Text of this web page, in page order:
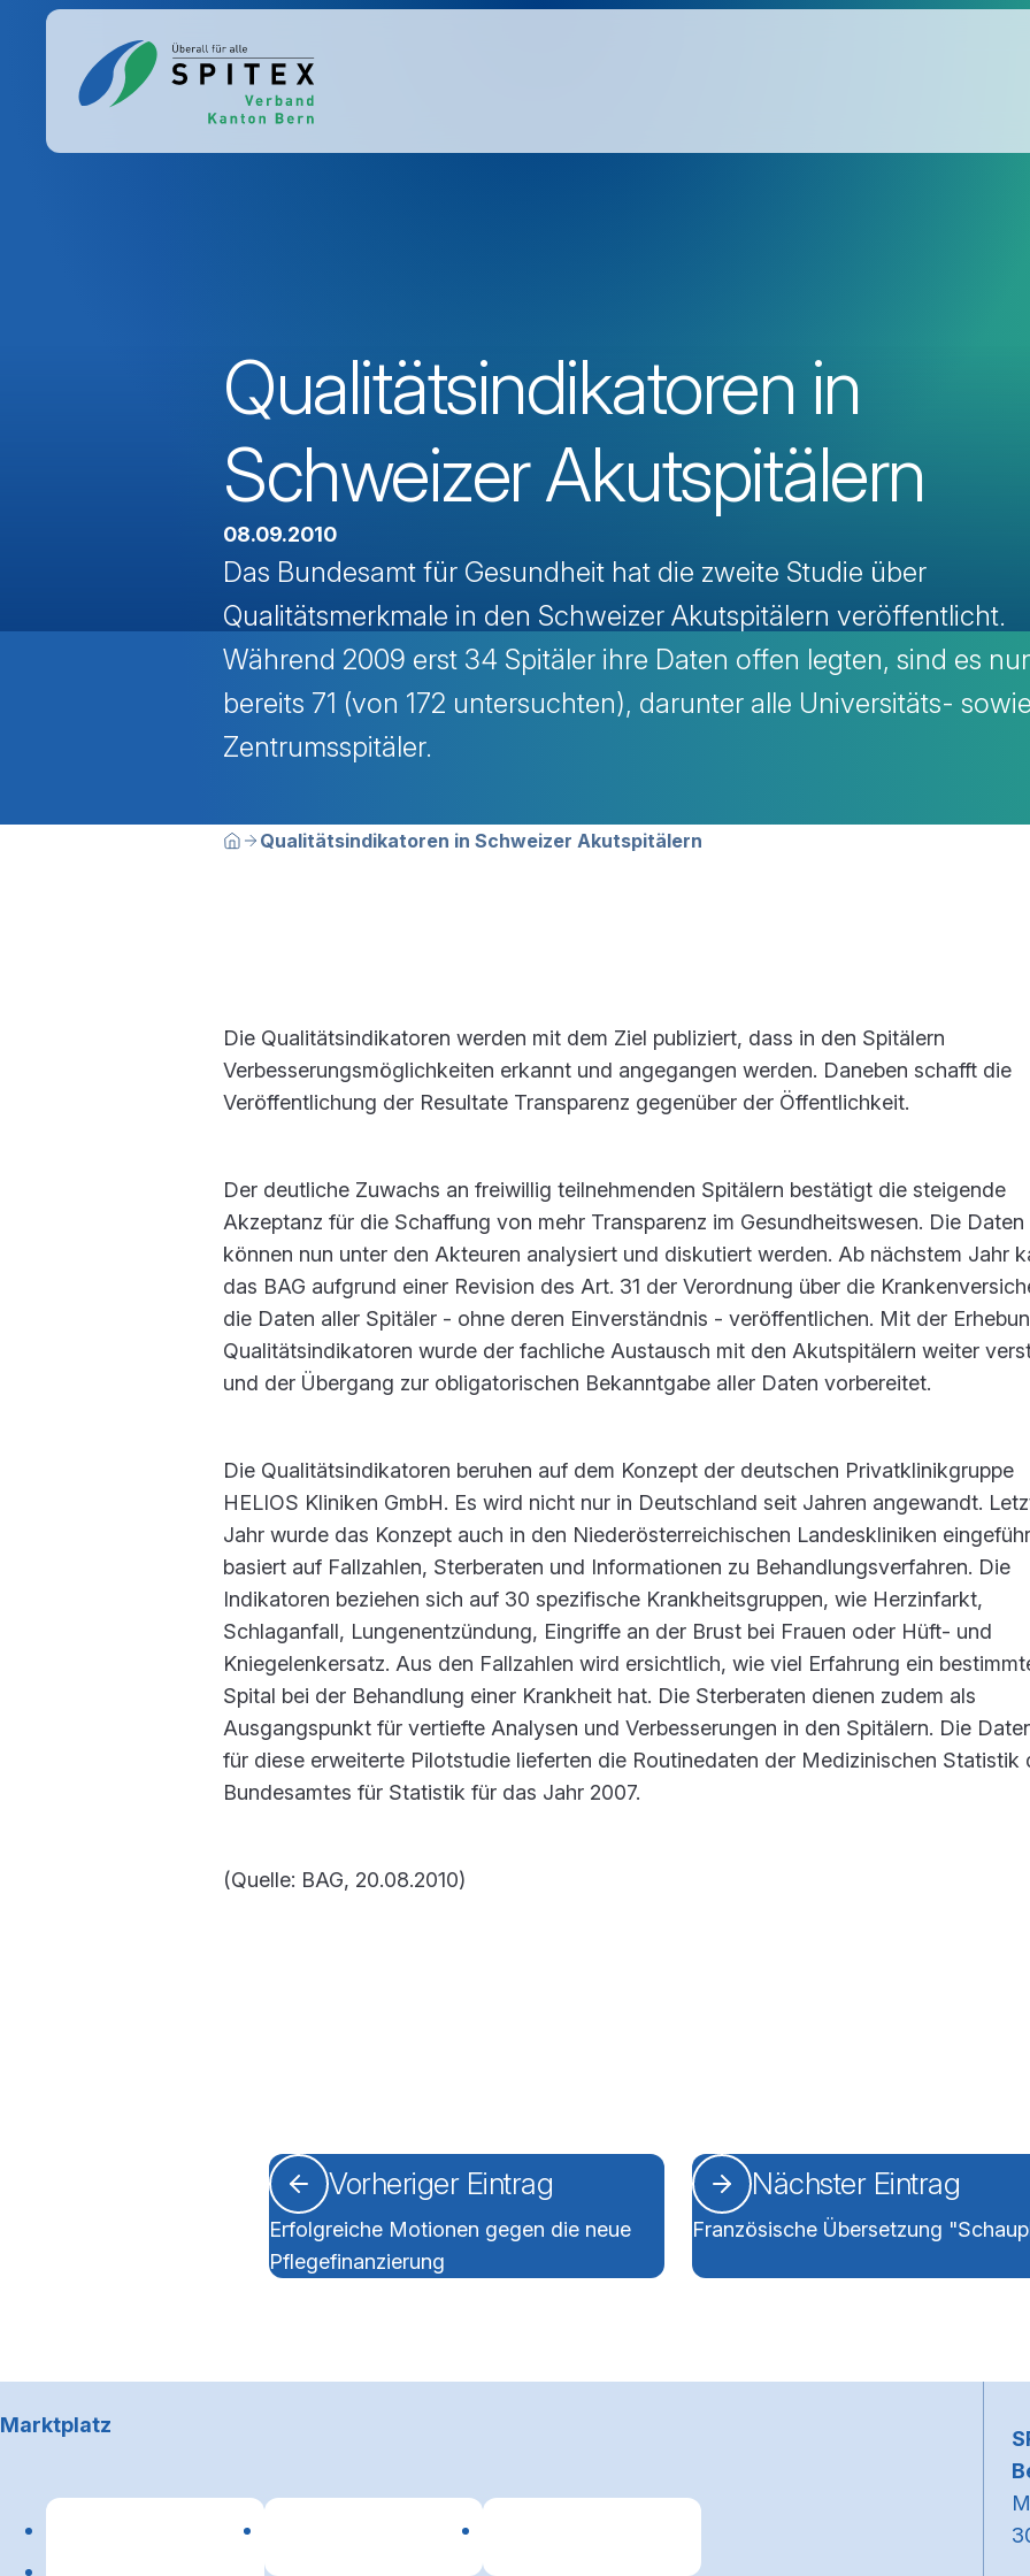
Qualitätsindikatoren in
Schweizer Akutspitälern
08.09.2010
Das Bundesamt für Gesundheit hat die zweite Studie über
Qualitätsmerkmale in den Schweizer Akutspitälern veröffentlicht.
Während 2009 erst 34 Spitäler ihre Daten offen legten, sind es
bereits 71 (von 172 untersuchten), darunter alle Universitäts-
Zentrumsspitäler.
Breadcrumbnavigation
Sie befinden sich hier:
HomeQualitätsindikatoren in Schweizer Akutspitälern
Die Qualitätsindikatoren werden mit dem Ziel publiziert, dass in den Spitälern
Verbesserungsmöglichkeiten erkannt und angegangen werden. Daneben schafft die
Veröffentlichung der Resultate Transparenz gegenüber der Öffentlichkeit.
Der deutliche Zuwachs an freiwillig teilnehmenden Spitälern bestätigt die steigende
Akzeptanz für die Schaffung von mehr Transparenz im Gesundheitswesen. Die Daten
können nun unter den Akteuren analysiert und diskutiert werden. Ab nächstem Jahr
das BAG aufgrund einer Revision des Art. 31 der Verordnung über die
die Daten aller Spitäler - ohne deren Einverständnis - veröffentlichen. Mit der
Qualitätsindikatoren wurde der fachliche Austausch mit den Akutspitälern weiter
und der Übergang zur obligatorischen Bekanntgabe aller Daten vorbereitet.
Die Qualitätsindikatoren beruhen auf dem Konzept der deutschen Privatklinikgruppe
HELIOS Kliniken GmbH. Es wird nicht nur in Deutschland seit Jahren angewandt.
Jahr wurde das Konzept auch in den Niederösterreichischen Landeskliniken
basiert auf Fallzahlen, Sterberaten und Informationen zu Behandlungsverfahren. Die
Indikatoren beziehen sich auf 30 spezifische Krankheitsgruppen, wie Herzinfarkt,
Schlaganfall, Lungenentzündung, Eingriffe an der Brust bei Frauen oder Hüft- und
Kniegelenkersatz. Aus den Fallzahlen wird ersichtlich, wie viel Erfahrung ein
Spital bei der Behandlung einer Krankheit hat. Die Sterberaten dienen zudem als
Ausgangspunkt für vertiefte Analysen und Verbesserungen in den Spitälern. Die
für diese erweiterte Pilotstudie lieferten die Routinedaten der Medizinischen Statistik
Bundesamtes für Statistik für das Jahr 2007.
(Quelle: BAG, 20.08.2010)
Vorheriger Eintrag
Erfolgreiche Motionen gegen die neue
Pflegefinanzierung
Nächster Eintrag
Französische Übersetzung
Marktplatz